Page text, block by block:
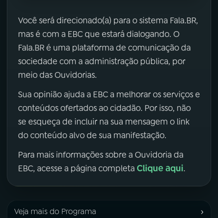
Você será direcionado(a) para o sistema Fala.BR,
mas é com a EBC que estará dialogando. O
Fala.BR é uma plataforma de comunicação da
sociedade com a administração pública, por
meio das Ouvidorias.
Sua opinião ajuda a EBC a melhorar os serviços e
conteúdos ofertados ao cidadão. Por isso, não
se esqueça de incluir na sua mensagem o link
do conteúdo alvo de sua manifestação.
Para mais informações sobre a Ouvidoria da
EBC, acesse a página completa Clique aqui.
Veja mais do Programa ›